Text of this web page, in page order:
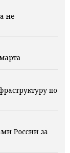
не
по
России за